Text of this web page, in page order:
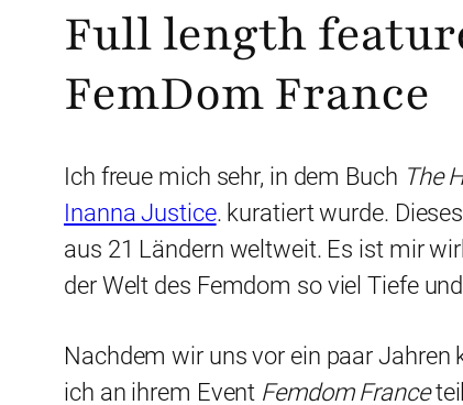
Full length
FemDom France
Ich freue mich sehr, in dem Buch The
Inanna Justice. kuratiert wurde.
aus 21 Ländern weltweit. Es ist mir
der Welt des Femdom so viel Tiefe
Nachdem wir uns vor ein paar Jahren
ich an ihrem Event Femdom France